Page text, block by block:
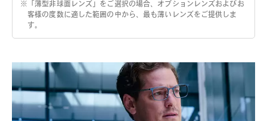
※
「薄型非球面レンズ」をご選択の場合、オプションレンズおよびお
客様の度数に適した範囲の中から、最も薄いレンズをご提供しま
す。